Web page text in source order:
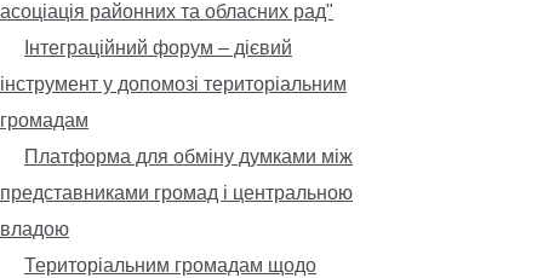
асоціація районних та обласних рад"
Інтеграційний форум – дієвий
інструмент у допомозі територіальним
громадам
Платформа для обміну думками між
представниками громад і центральною
владою
Територіальним громадам щодо